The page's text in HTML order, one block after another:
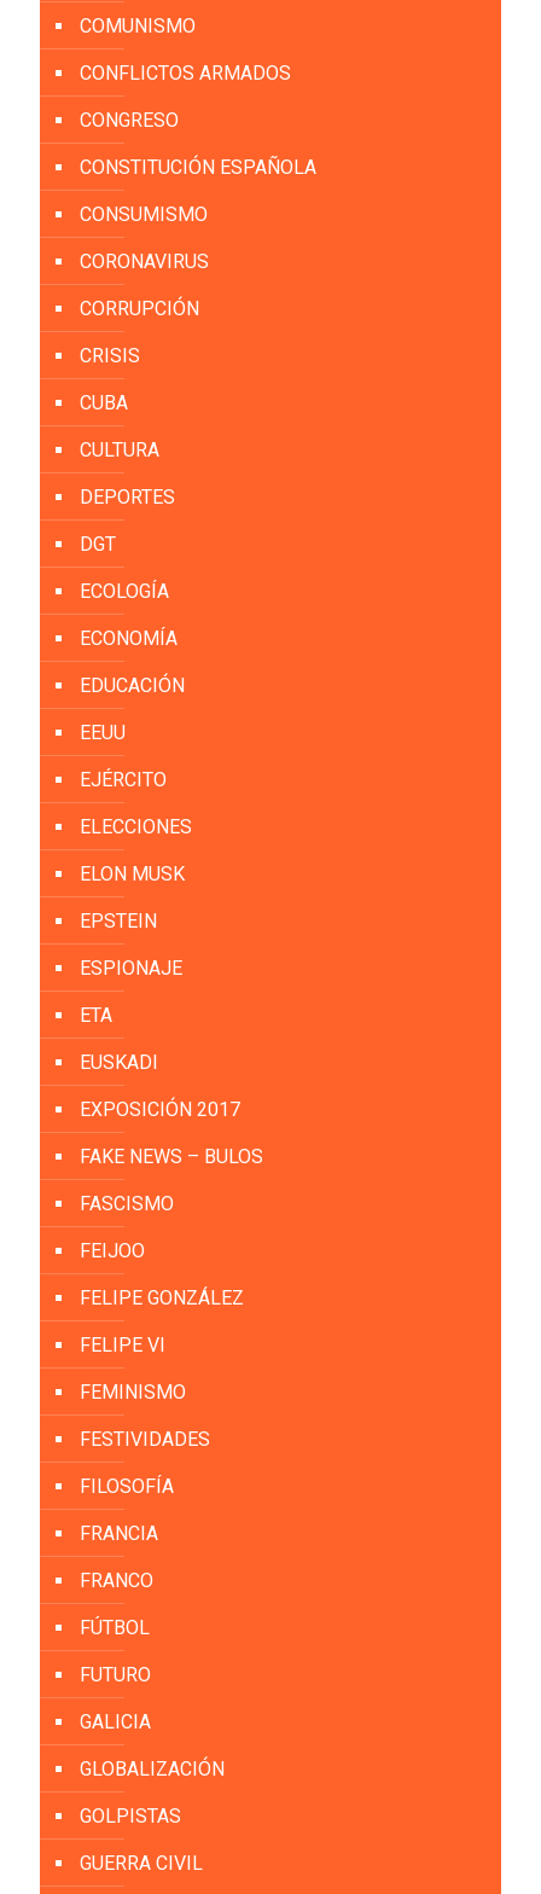
COMUNISMO
CONFLICTOS ARMADOS
CONGRESO
CONSTITUCIÓN ESPAÑOLA
CONSUMISMO
CORONAVIRUS
CORRUPCIÓN
CRISIS
CUBA
CULTURA
DEPORTES
DGT
ECOLOGÍA
ECONOMÍA
EDUCACIÓN
EEUU
EJÉRCITO
ELECCIONES
ELON MUSK
EPSTEIN
ESPIONAJE
ETA
EUSKADI
EXPOSICIÓN 2017
FAKE NEWS – BULOS
FASCISMO
FEIJOO
FELIPE GONZÁLEZ
FELIPE VI
FEMINISMO
FESTIVIDADES
FILOSOFÍA
FRANCIA
FRANCO
FÚTBOL
FUTURO
GALICIA
GLOBALIZACIÓN
GOLPISTAS
GUERRA CIVIL